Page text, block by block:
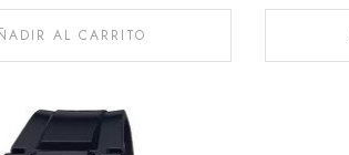
AL CARRITO